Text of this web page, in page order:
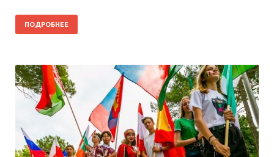
ПОДРОБНЕЕ